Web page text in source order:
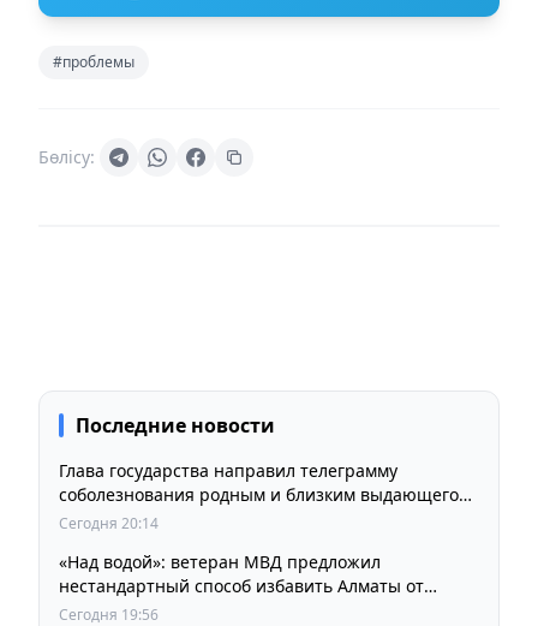
#проблемы
Бөлісу:
Последние новости
Глава государства направил телеграмму
соболезнования родным и близким выдающегося
кинорежиссера Ардака Амиркулова
Сегодня 20:14
«Над водой»: ветеран МВД предложил
нестандартный способ избавить Алматы от
пробок и смога
Сегодня 19:56